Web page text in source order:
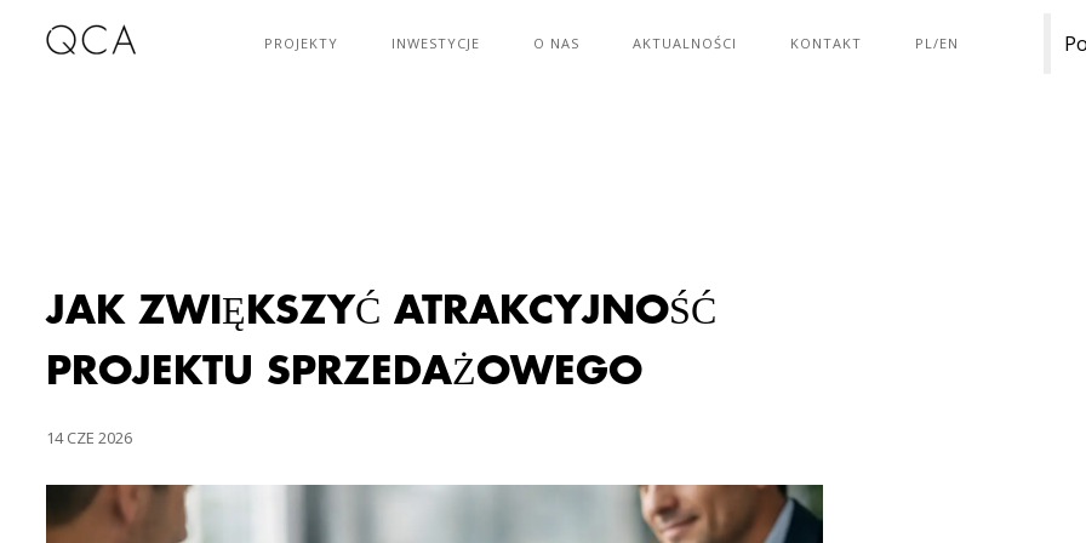
PROJEKTY INWESTYCJE O NAS AKTUALNOŚCI KONTAKT PL/EN
JAK ZWIĘKSZYĆ ATRAKCYJNOŚĆ
PROJEKTU SPRZEDAŻOWEGO
14 CZE 2026